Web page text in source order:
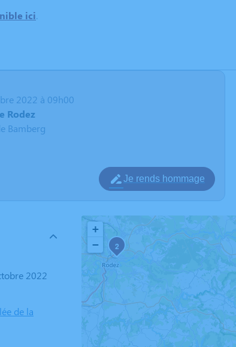
ici.
2022 à 09h00
Rodez
Bamberg
Je rends hommage
de la
2
+
−